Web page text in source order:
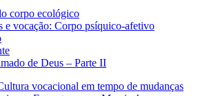
corpo ecológico
e vocação: Corpo psíquico-afetivo
de Deus – Parte II
vocacional em tempo de mudanças